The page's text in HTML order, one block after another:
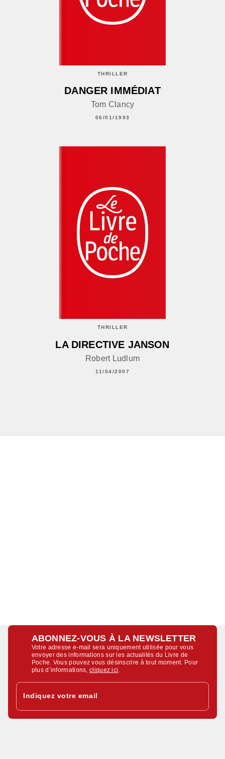
THRILLER
DANGER IMMÉDIAT
Tom Clancy
06/01/1993
THRILLER
LA DIRECTIVE JANSON
Robert Ludlum
11/04/2007
ABONNEZ-VOUS À LA NEWSLETTER
Votre adresse e-mail sera uniquement utilisée pour vous
envoyer des informations sur les actualités du Livre de
Poche. Vous pouvez vous désinscrire à tout moment. Pour
plus d’informations,cliquez ici
Indiquez votre email